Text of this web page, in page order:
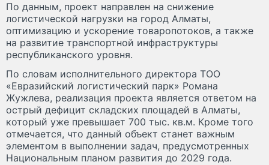
По данным, проект направлен на снижение
логистической нагрузки на город Алматы,
оптимизацию и ускорение товаропотоков, а также
на развитие транспортной инфраструктуры
республиканского уровня.
По словам исполнительного директора ТОО
«Евразийский логистический парк» Романа
Жужлева, реализация проекта является ответом на
острый дефицит складских площадей в Алматы,
который уже превышает 700 тыс. кв.м. Кроме того
отмечается, что данный объект станет важным
элементом в выполнении задач, предусмотренных
Национальным планом развития до 2029 года.